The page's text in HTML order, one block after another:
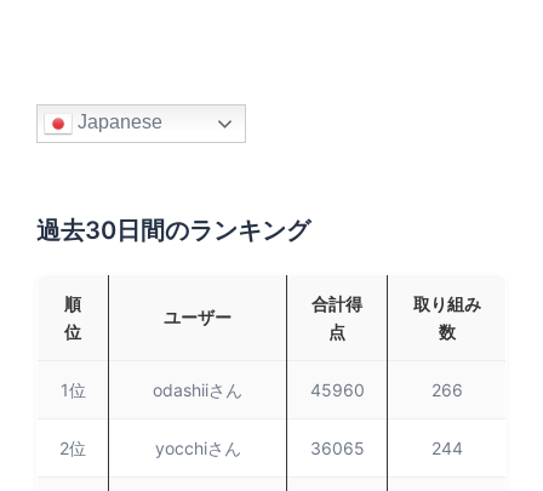
Japanese
過去30日間のランキング
順
位
ユーザー
合計得
点
取り組み
数
1位 odashiiさん 45960 266
2位 yocchiさん 36065 244